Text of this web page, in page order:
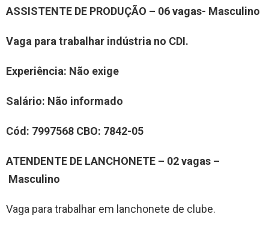
ASSISTENTE DE PRODUÇÃO – 06 vagas- Masculino
Vaga para trabalhar indústria no CDI.
Experiência: Não exige
Salário: Não informado
Cód: 7997568 CBO: 7842-05
ATENDENTE DE LANCHONETE – 02 vagas –
Masculino
Vaga para trabalhar em lanchonete de clube.